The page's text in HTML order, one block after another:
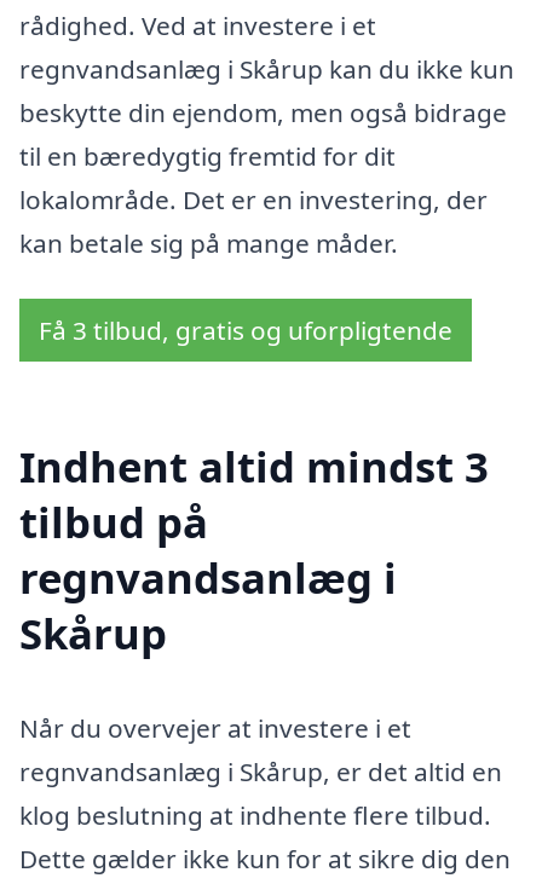
rådighed. Ved at investere i et
regnvandsanlæg i Skårup kan du ikke kun
beskytte din ejendom, men også bidrage
til en bæredygtig fremtid for dit
lokalområde. Det er en investering, der
kan betale sig på mange måder.
Få 3 tilbud, gratis og uforpligtende
Indhent altid mindst 3
tilbud på
regnvandsanlæg i
Skårup
Når du overvejer at investere i et
regnvandsanlæg i Skårup, er det altid en
klog beslutning at indhente flere tilbud.
Dette gælder ikke kun for at sikre dig den